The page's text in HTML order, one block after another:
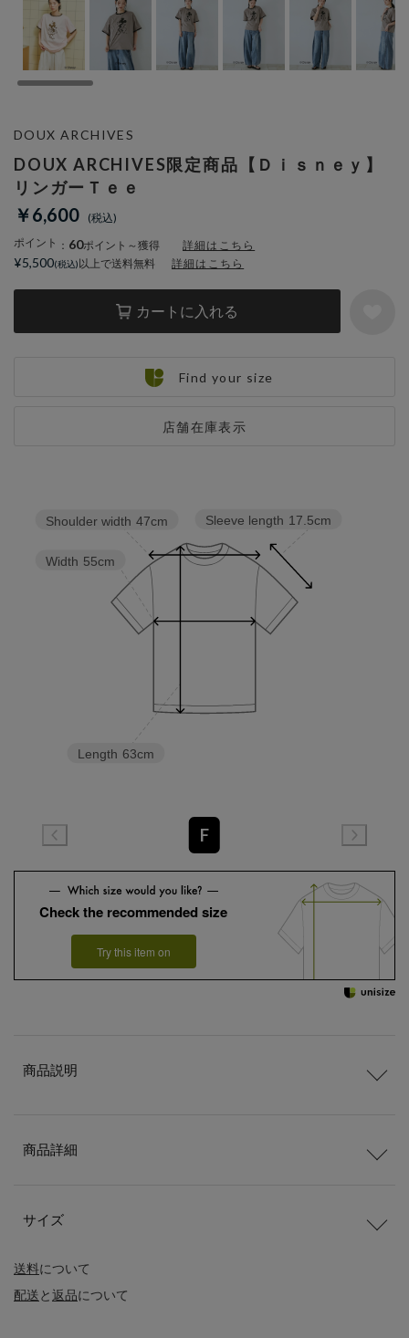
DOUX ARCHIVES限定商品【Ｄｉｓｎｅｙ】
リンガーＴｅｅ
￥6,600
ポイント ： 60ポイント～獲得 詳細はこちら
カートに入れる
店舗在庫表示
DOUX ARCHIVES
¥5,500 以上で送料無料 詳細はこちら
Find your size
Sleeve length 17.5cm
Length 63cm
Width 55cm
Shoulder width 47cm
F
Check the recommended size
Try this item on
送料について
配送と返品について
商品説明
商品詳細
サイズ